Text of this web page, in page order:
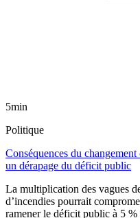
5min
Politique
Conséquences du
un dérapage du déficit public
La multiplication des vagues
d’incendies pourrait
ramener le déficit public à 5